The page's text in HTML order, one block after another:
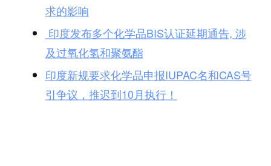
求的影响
印度发布多个化学品BIS认证延期通告, 涉
及过氧化氢和聚氨酯
印度新规要求化学品申报IUPAC名和CAS号
引争议，推迟到10月执行！